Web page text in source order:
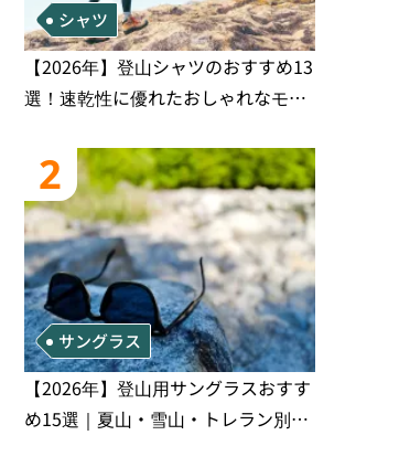
シャツ
【2026年】登山シャツのおすすめ13
選！速乾性に優れたおしゃれなモデ
2
サングラス
【2026年】登山用サングラスおすす
め15選｜夏山・雪山・トレラン別、